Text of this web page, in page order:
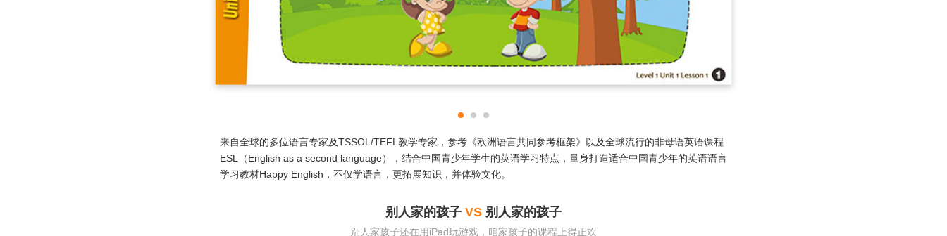
来自全球的多位语言专家及TSSOL/TEFL教学专家，参考《欧洲语言共同参考框架》以及全球流行的非母语英语课程
ESL（English as a second language），结合中国青少年学生的英语学习特点，量身打造适合中国青少年的英语语言
学习教材Happy English，不仅学语言，更拓展知识，并体验文化。
别人家的孩子 VS 别人家的孩子
别人家孩子还在用iPad玩游戏，咱家孩子的课程上得正欢